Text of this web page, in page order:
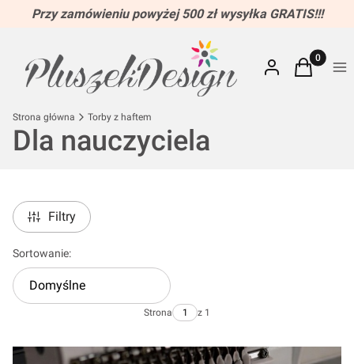
Przy zamówieniu powyżej 500 zł wysyłka GRATIS!!!
Zaloguj sięProdukty
Koszyk
Strona główna Torby z haftem
Dla nauczyciela
Filtry
Lista produktów
Sortowanie:
Domyślne
Strona z 1